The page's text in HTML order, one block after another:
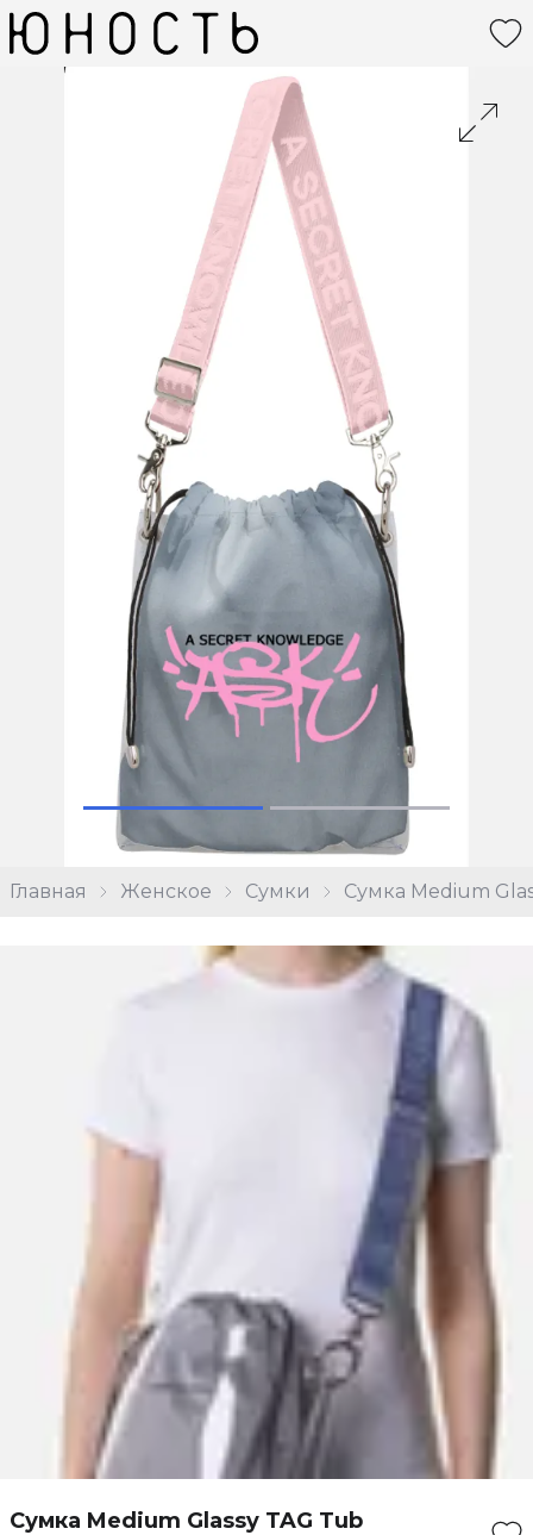
Главная Женское Сумки Сумка Medium
Сумка Medium Glassy TAG Tub